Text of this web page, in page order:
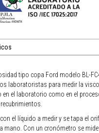
tipo copa Ford modelo BL-
laboratoristas para medir la
en el laboratorio como en el
el líquido a medir y se tapa el
mano. Con un cronómetro se mide